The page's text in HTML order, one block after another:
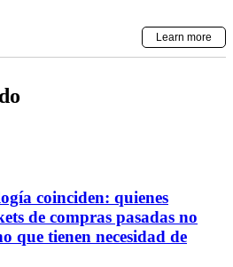
coinciden: quienes
de compras pasadas no
que tienen necesidad de